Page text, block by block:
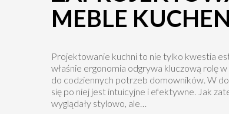
MEBLE
Projektowanie kuchni to nie tylko kwestia
właśnie ergonomia odgrywa kluczową rolę
do codziennych potrzeb domowników. W
się po niej jest intuicyjne i efektywne. Jak
wyglądały stylowo, ale…